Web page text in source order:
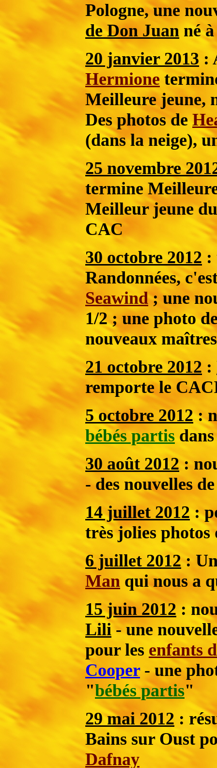
Pologne, une
de Don Juan né
20 janvier 2013 :
Hermione
Meilleure jeune,
Des photos de
(dans la neige),
25 novembre
termine
Meilleur jeune
CAC
30 octobre 2012 :
Randonnées,
Seawind; une
1/2 ; une photo
nouveaux maîtres
21 octobre 2012 :
remporte le
5 octobre 2012:
bébés partis
30 août 2012:
- des nouvelles
14 juillet 2012:
très jolies photos
6 juillet 2012:
Man qui nous a
15 juin 2012:
Lili- une
pour les enfants
Cooper- une
"bébés partis"
29 mai 2012 :
Bains sur Oust
Dafnay